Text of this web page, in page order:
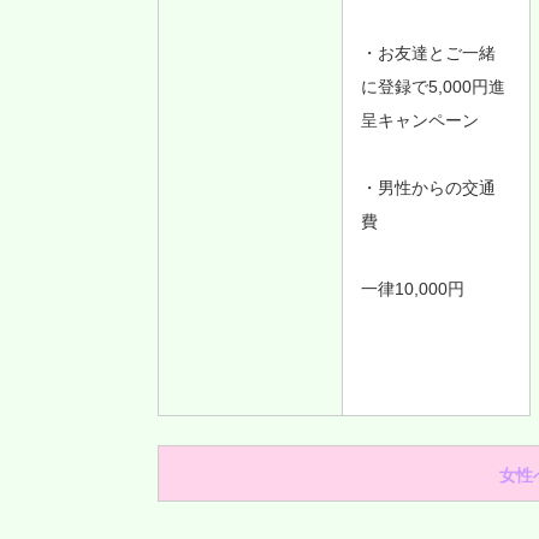
・お友達とご一緒
に登録で5,000円進
呈キャンペーン
・男性からの交通
費
一律10,000円
女性